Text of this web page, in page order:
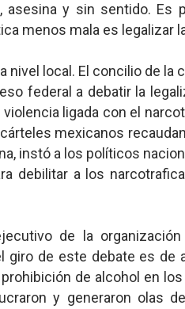
asesina y sin sentido. Es
menos mala es legalizar
local. El concilio de la
federal a debatir la
ligada con el
mexicanos
instó a los políticos
debilitar a los
de la
giro de este debate es de
de alcohol en
y generaron olas